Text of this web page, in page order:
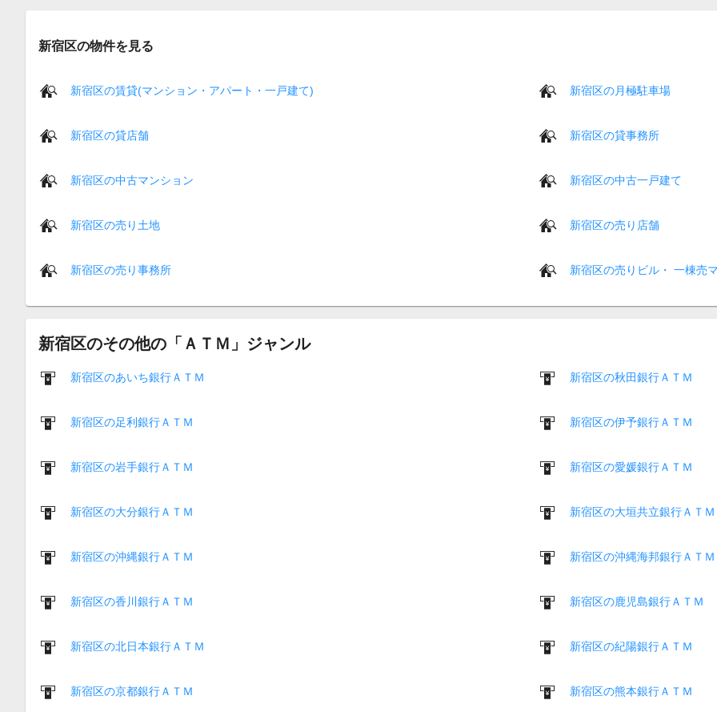
新宿区の物件を見る
新宿区の賃貸(マンション・アパート・一戸建て) 新宿区の月極駐車場
新宿区の貸店舗 新宿区の貸事務所
新宿区の中古マンション 新宿区の中古一戸建て
新宿区の売り土地 新宿区の売り店舗
新宿区の売り事務所 新宿区の売りビル・ 一棟売
新宿区のその他の「ＡＴＭ」ジャンル
新宿区のあいち銀行ＡＴＭ 新宿区の秋田銀行ＡＴＭ
新宿区の足利銀行ＡＴＭ 新宿区の伊予銀行ＡＴＭ
新宿区の岩手銀行ＡＴＭ 新宿区の愛媛銀行ＡＴＭ
新宿区の大分銀行ＡＴＭ 新宿区の大垣共立銀行ＡＴＭ
新宿区の沖縄銀行ＡＴＭ 新宿区の沖縄海邦銀行ＡＴＭ
新宿区の香川銀行ＡＴＭ 新宿区の鹿児島銀行ＡＴＭ
新宿区の北日本銀行ＡＴＭ 新宿区の紀陽銀行ＡＴＭ
新宿区の京都銀行ＡＴＭ 新宿区の熊本銀行ＡＴＭ